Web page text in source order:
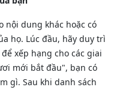
nội dung khác hoặc có
họ. Lúc đầu, hãy duy trì
xếp hạng cho các giai
mới bắt đầu", bạn có
gì. Sau khi danh sách